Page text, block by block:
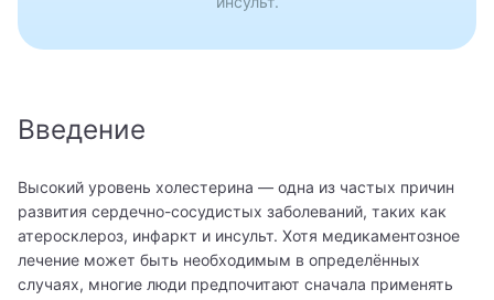
Записаться на приём
Введение
Высокий уровень холестерина — одна из частых причин
развития сердечно-сосудистых заболеваний, таких как
атеросклероз, инфаркт и инсульт. Хотя медикаментозное
лечение может быть необходимым в определённых
случаях, многие люди предпочитают сначала применять